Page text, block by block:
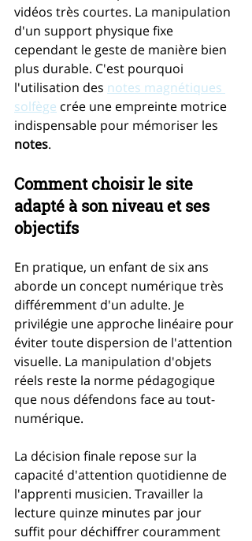
vidéos très courtes. La manipulation
d'un support physique fixe
cependant le geste de manière bien
plus durable. C'est pourquoi
l'utilisation des notes magnétiques
solfège crée une empreinte motrice
indispensable pour mémoriser les
notes.
Comment choisir le site
adapté à son niveau et ses
objectifs
En pratique, un enfant de six ans
aborde un concept numérique très
différemment d'un adulte. Je
privilégie une approche linéaire pour
éviter toute dispersion de l'attention
visuelle. La manipulation d'objets
réels reste la norme pédagogique
que nous défendons face au tout-
numérique.
La décision finale repose sur la
capacité d'attention quotidienne de
l'apprenti musicien. Travailler la
lecture quinze minutes par jour
suffit pour déchiffrer couramment